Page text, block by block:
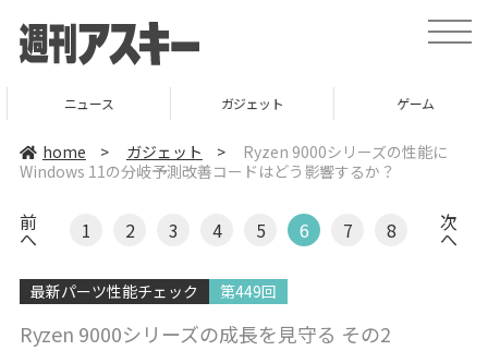
t
o
t
i
ニュース ガジェット ゲーム
home > ガジェット >
Ryzen 9000シリーズの性能に
Windows 11の分岐予測改善コードはどう影響するか？
前
へ 1 2 3 4 5 6 7 8 次
へ
最新パーツ性能チェック 第449回
Ryzen 9000シリーズの成長を見守る その2